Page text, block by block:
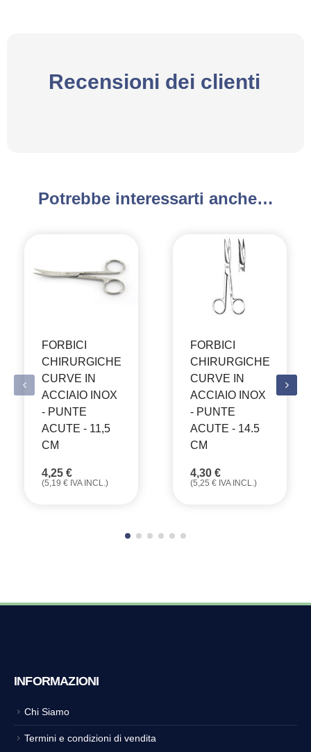
Recensioni dei clienti
Potrebbe interessarti anche…
FORBICI
CHIRURGICHE
CURVE IN
ACCIAIO INOX
- PUNTE
ACUTE - 11,5
CM
4,25 €
(5,19 € IVA INCL.)
FORBICI
CHIRURGICHE
CURVE IN
ACCIAIO INOX
- PUNTE
ACUTE - 14.5
CM
4,30 €
(5,25 € IVA INCL.)
INFORMAZIONI
Chi Siamo
Termini e condizioni di vendita